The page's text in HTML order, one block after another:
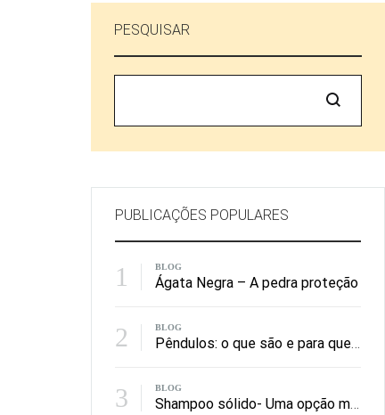
PESQUISAR
Pesquisar
PUBLICAÇÕES POPULARES
1 BLOG
Ágata Negra – A pedra proteção
2 BLOG
Pêndulos: o que são e para que servem?
3 BLOG
Shampoo sólido- Uma opção mais amiga do ambiente